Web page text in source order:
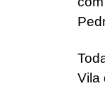
Vila